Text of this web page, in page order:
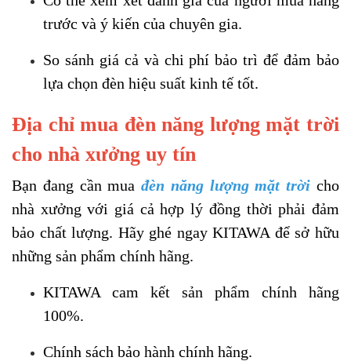
trước và ý kiến của chuyên gia.
So sánh giá cả và chi phí bảo trì để đảm bảo
lựa chọn đèn hiệu suất kinh tế tốt.
Địa chỉ mua đèn năng lượng mặt trời
cho nhà xưởng uy tín
Bạn đang cần muađèn năng lượng mặt trời cho
nhà xưởng với giá cả hợp lý đồng thời phải đảm
bảo chất lượng. Hãy ghé ngay KITAWA để sở hữu
những sản phẩm chính hãng.
KITAWA cam kết sản phẩm chính hãng
100%.
Chính sách bảo hành chính hãng.